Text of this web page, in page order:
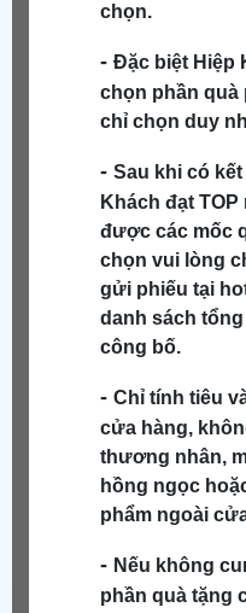
chọn.
-Đặc biệt Hiệp
chọn phần quà
chỉ chọn duy
-Sau khi có
Khách đạt TOP
được các mốc
chọn vui lòng
gửi phiếu tại
danh sách
công bố.
-Chỉ tính tiêu
cửa hàng,
thương nhân,
hồng ngọc
phẩm ngoài
- Nếu không
phần quà tặng